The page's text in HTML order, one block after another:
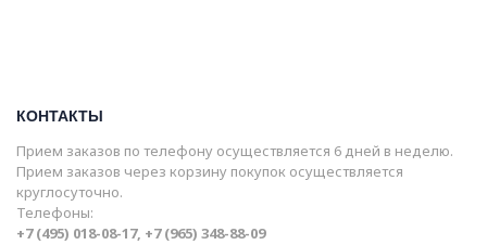
КОНТАКТЫ
Прием заказов по телефону осуществляется 6 дней в неделю.
Прием заказов через корзину покупок осуществляется
круглосуточно.
Телефоны:
+7 (495) 018-08-17, +7 (965) 348-88-09